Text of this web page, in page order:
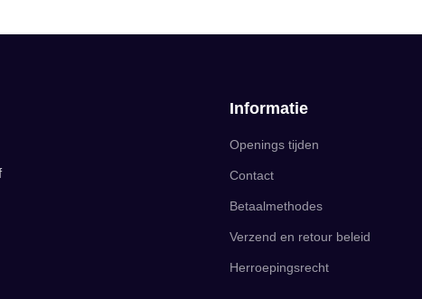
Informatie
Openings tijden
Contact
Betaalmethodes
Verzend en retour beleid
Herroepingsrecht